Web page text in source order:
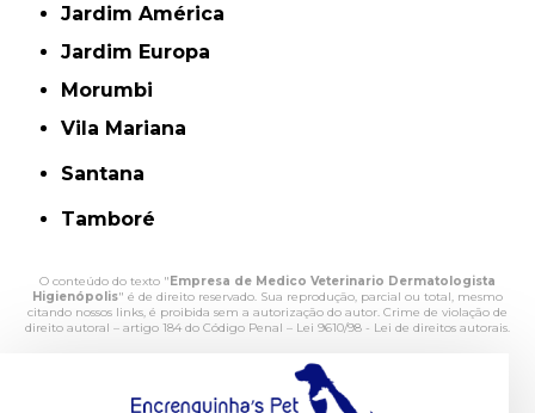
Jardim América
Jardim Europa
Morumbi
Vila Mariana
Santana
Tamboré
O conteúdo do texto "Empresa de Medico Veterinario Dermatologista
Higienópolis" é de direito reservado. Sua reprodução, parcial ou total, mesmo
citando nossos links, é proibida sem a autorização do autor. Crime de violação de
direito autoral – artigo 184 do Código Penal – Lei 9610/98 - Lei de direitos autorais.